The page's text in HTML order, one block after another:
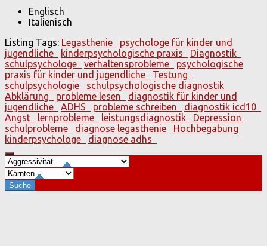
Englisch
Italienisch
Listing Tags: Legasthenie
psychologe für kinder und
jugendliche
kinderpsychologische praxis
Diagnostik
schulpsychologe
verhaltensprobleme
psychologische
praxis für kinder und jugendliche
Testung
schulpsychologie
schulpsychologische diagnostik
Abklärung
probleme lesen
diagnostik für kinder und
jugendliche
ADHS probleme schreiben
diagnostik icd10
Angst
lernprobleme leistungsdiagnostik
Depression
schulprobleme
diagnose legasthenie
Hochbegabung
kinderpsychologe
diagnose adhs